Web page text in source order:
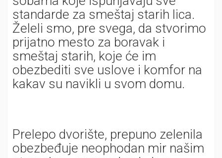
standarde za smeštaj starih lica.
Želeli smo, pre svega, da stvorimo
prijatno mesto za boravak i
smeštaj starih, koje će im
obezbediti sve uslove i komfor na
kakav su navikli u svom domu.
Prelepo dvorište, prepuno zelenila
obezbeđuje neophodan mir našim